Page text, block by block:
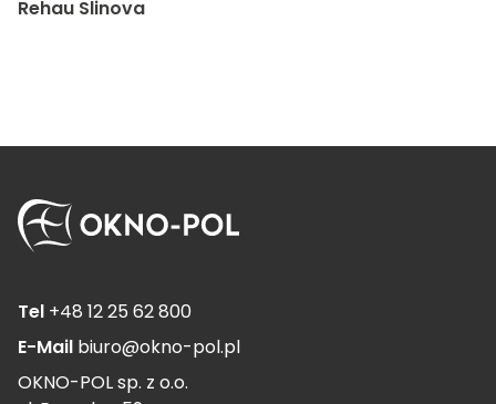
Rehau Slinova
Tel +48 12 25 62 800
E-Mail biuro@okno-pol.pl
OKNO-POL sp. z o.o.